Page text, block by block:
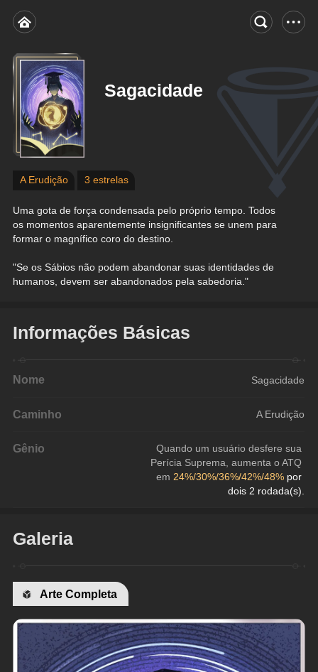
Sagacidade
A Erudição 3 estrelas
Uma gota de força condensada pelo próprio tempo. Todos
os momentos aparentemente insignificantes se unem para
formar o magnífico coro do destino.
"Se os Sábios não podem abandonar suas identidades de
humanos, devem ser abandonados pela sabedoria."
Informações Básicas
Nome Sagacidade
Caminho A Erudição
Gênio
Quando um usuário desfere sua
Perícia Suprema, aumenta o ATQ
em 24%/30%/36%/42%/48% por
dois 2 rodada(s).
Galeria
Arte Completa